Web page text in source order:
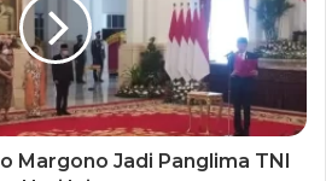
Margono Jadi Panglima TNI